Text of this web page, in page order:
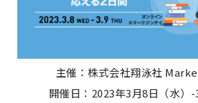
主催：株式会社翔泳社
開催日：2023年3月8日（水）-